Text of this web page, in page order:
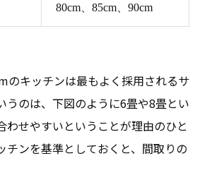
80cm、85cm、90cm
のキッチンは最もよく採用されるサ
うのは、下図のように6畳や8畳とい
わせやすいということが理由のひと
チンを基準としておくと、間取りの